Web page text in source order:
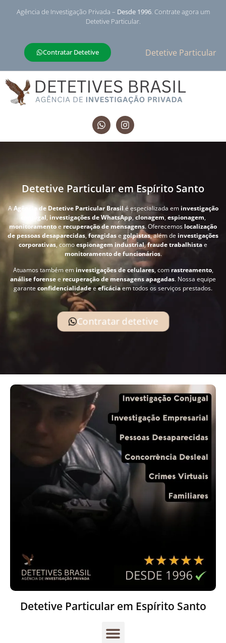
Agência de Investigação Privada – Desde 1996. Contrate agora um
Detetive Particular.
Contratar Detetive Detetive Particular
Detetive Particular em Espírito Santo
AAgência de Detetive Particular Brasil é especializada em investigação
conjugal, investigações de WhatsApp, clonagem,espionagem,
monitoramentoe recuperação de mensagens. Oferecemos localização
de pessoas desaparecidas, foragidase golpistas, além de investigações
corporativas, comoespionagem industrial,fraude trabalhistae
monitoramento de funcionários.
Atuamos também em investigações de celulares, com rastreamento,
análise forensee recuperação de mensagens apagadas. Nossa equipe
garante confidencialidadeeeficáciaem todos os serviços prestados.
Contratar detetive
Detetive Particular em Espírito Santo